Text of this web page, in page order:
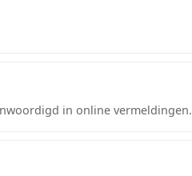
in online vermeldingen.